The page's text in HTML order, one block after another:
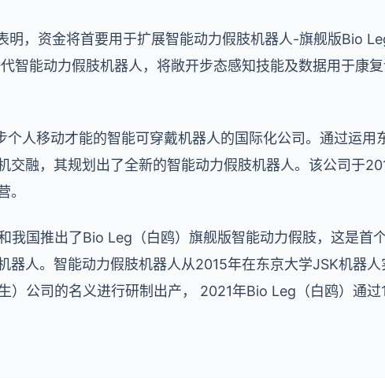
明，资金将首要用于扩展智能动力假肢机器人-旗舰版Bio
智能动力假肢机器人，将敞开步态感知技能及数据用于康
人移动才能的智能可穿戴机器人的国际化公司。通过运用
交融，其规划出了全新的智能动力假肢机器人。该公司于
。
我国推出了Bio Leg（白鸥）旗舰版智能动力假肢，这是首
器人。智能动力假肢机器人从2015年在东京大学JSK机器
）公司的名义进行研制出产， 2021年Bio Leg（白鸥）通过